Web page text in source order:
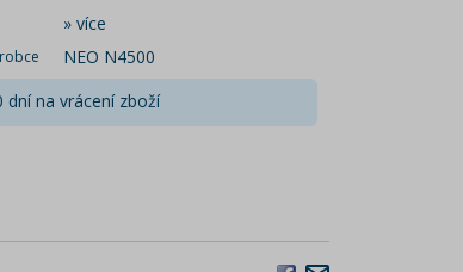
» více
NEO N4500
dní na vrácení zboží